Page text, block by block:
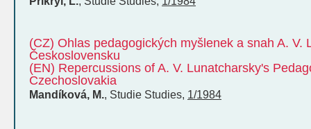
(CZ) Ohlas pedagogických myšlenek a snah A. V.
Československu
(EN) Repercussions of A. V. Lunatcharsky's
Czechoslovakia
Mandíková, M., Studie Studies, 1/1984